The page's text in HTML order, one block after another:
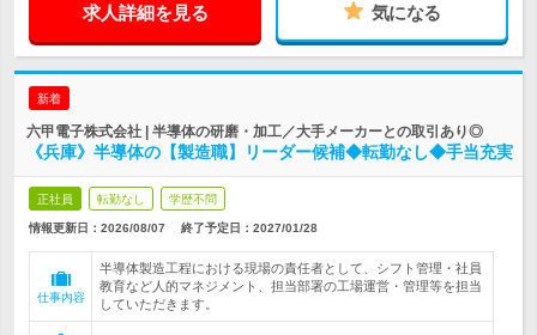
求人詳細を見る 気になる
新着
六甲電子株式会社 | 半導体の研磨・加工／大手メーカーとの取引あり◎
《兵庫》半導体の【製造職】リーダー候補◆転勤なし◆手当充実
正社員 転勤なし 学歴不問
情報更新日：2026/08/07 終了予定日： 2027/01/28
仕事内容
半導体製造工程における現場の責任者として、シフト管理・社員
教育など人的マネジメント、担当部署の工場運営・管理等を担当
していただきます。